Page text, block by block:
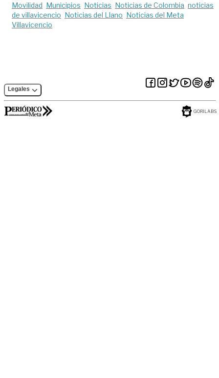
Movilidad Municipios Noticias Noticias de Colombia noticias
de villavicencio Noticias del Llano Noticias del Meta
Villavicencio
Legales
GORILABS